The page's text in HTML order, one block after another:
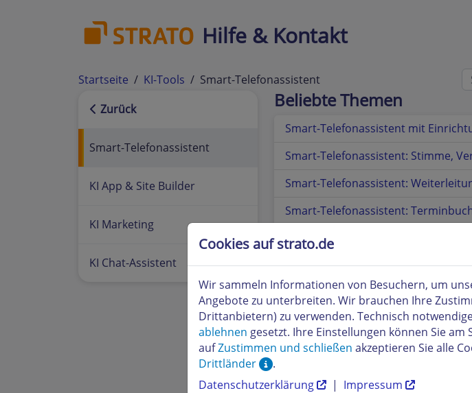
Hilfe & Kontakt
Startseite KI-Tools
Smart-Telefonassistent
Zurück
Smart-Telefonassistent
KI App & Site Builder
KI Marketing
KI Chat-Assistent
Beliebte Themen
Smart-Telefonassistent mit
Smart-Telefonassistent: Stimme,
Smart-Telefonassistent:
Smart-Telefonassistent:
Smart-Telefonassistent: API-
Smart-Telefonassistent: Original-
Smart-Telefonassistent: Wichtige
Cookies auf strato.de
Wir sammeln Informationen von Besuchern, um
Angebote zu unterbreiten. Wir brauchen Ihre
Drittanbietern) zu verwenden. Technisch
ablehnen gesetzt. Ihre Einstellungen können Sie am
aufZustimmen und schließen akzeptieren Sie alle
Drittländer
.
Datenschutzerklärung
| Impressum